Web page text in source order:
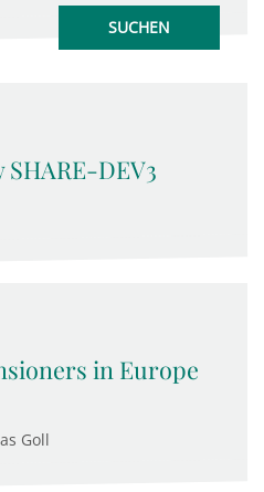
SHARE-DEV3
in Europe
Goll